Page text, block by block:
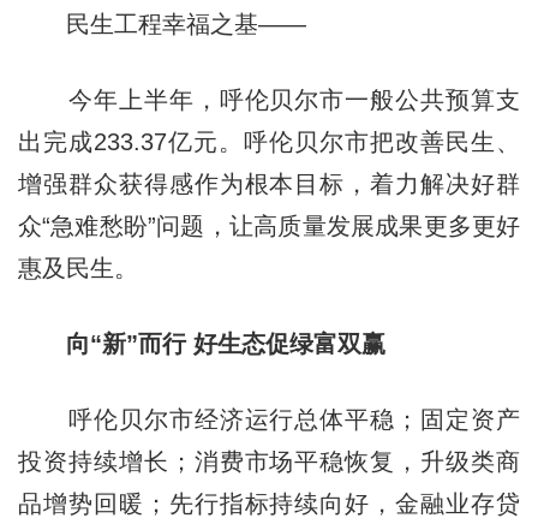
民生工程幸福之基——
今年上半年，呼伦贝尔市一般公共预算支
出完成233.37亿元。呼伦贝尔市把改善民生、
增强群众获得感作为根本目标，着力解决好群
众“急难愁盼”问题，让高质量发展成果更多更好
惠及民生。
向“新”而行 好生态促绿富双赢
呼伦贝尔市经济运行总体平稳；固定资产
投资持续增长；消费市场平稳恢复，升级类商
品增势回暖；先行指标持续向好，金融业存贷